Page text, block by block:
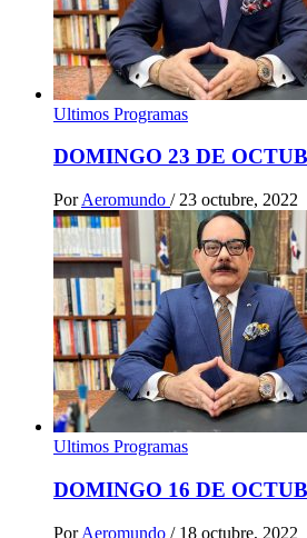
Ultimos Programas
DOMINGO 23 DE
Por Aeromundo / 23 octubre, 2022
Ultimos Programas
DOMINGO 16 DE
Por Aeromundo / 18 octubre, 2022